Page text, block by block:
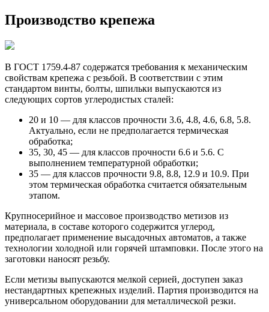
Производство крепежа
В ГОСТ 1759.4-87 содержатся требования к механическим
свойствам крепежа с резьбой. В соответствии с этим
стандартом винты, болты, шпильки выпускаются из
следующих сортов углеродистых сталей:
20 и 10 — для классов прочности 3.6, 4.8, 4.6, 6.8, 5.8.
Актуально, если не предполагается термическая
обработка;
35, 30, 45 — для классов прочности 6.6 и 5.6. С
выполнением температурной обработки;
35 — для классов прочности 9.8, 8.8, 12.9 и 10.9. При
этом термическая обработка считается обязательным
этапом.
Крупносерийное и массовое производство метизов из
материала, в составе которого содержится углерод,
предполагает применение высадочных автоматов, а также
технологии холодной или горячей штамповки. После этого на
заготовки наносят резьбу.
Если метизы выпускаются мелкой серией, доступен заказ
нестандартных крепежных изделий. Партия производится на
универсальном оборудовании для металлической резки.